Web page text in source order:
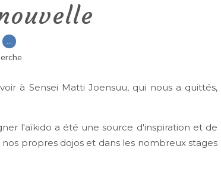
…
à Sensei Matti Joensuu, qui nous a quittés,
l'aïkido a été une source d'inspiration et de
propres dojos et dans les nombreux stages